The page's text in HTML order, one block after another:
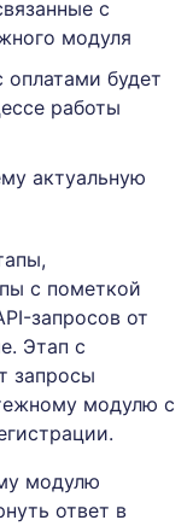
с
модуля
оплатами будет
работы
актуальную
с пометкой
запросов от
Этап с
запросы
модулю с
модулю
ответ в